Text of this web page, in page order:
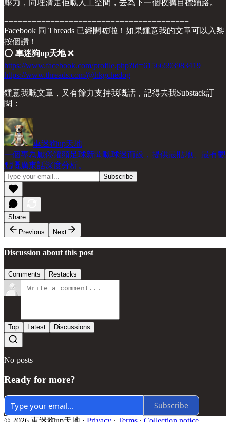
壓力，同埋清走佢嘅人工空間，去為下一個收購目標鋪路。
========================================
Facebook 同 Threads 已經開咗啦！如果鍾意我的文章可以入黎
按個讚！
⭕️ 車迷狗up天地❌
https://www.facebook.com/profile.php?id=61566593983419
https://www.threads.com/@hkgchedog
鍾意我嘅文章，又有餘力支持我嘅話，記得去我Substack訂
閱：
車迷狗up天地
一個專為厭倦罐頭足球新聞嘅球迷而設，提供最貼地、最有觀
點嘅廣東話深度分析。
Share
Previous
Next
Discussion about this post
Comments Restacks
Top Latest Discussions
No posts
Ready for more?
Subscribe